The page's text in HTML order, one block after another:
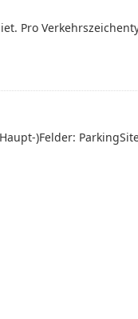
Pro
)Felder: